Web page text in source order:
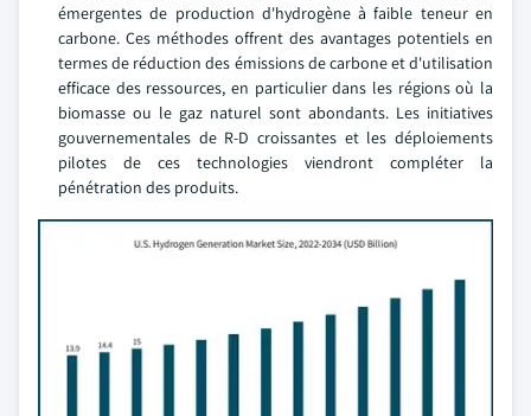
émergentes de production d'hydrogène à faible teneur en
carbone. Ces méthodes offrent des avantages potentiels en
termes de réduction des émissions de carbone et d'utilisation
efficace des ressources, en particulier dans les régions où la
biomasse ou le gaz naturel sont abondants. Les initiatives
gouvernementales de R-D croissantes et les déploiements
pilotes de ces technologies viendront compléter la
pénétration des produits.